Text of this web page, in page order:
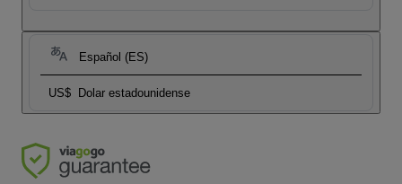
Español (ES)
US$ Dolar estadounidense